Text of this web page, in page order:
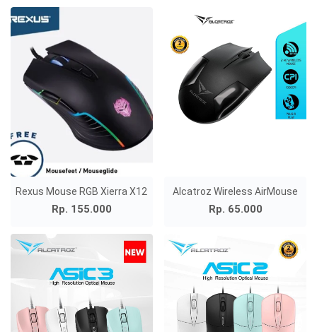
Rexus Mouse RGB Xierra X12
Rp. 155.000
Alcatroz Wireless AirMouse
Rp. 65.000